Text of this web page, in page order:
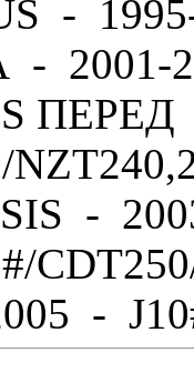
-
- 2001-
-
-